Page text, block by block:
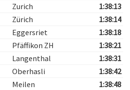
Zurich
1:38:13
Zürich
1:38:14
Eggersriet
1:38:18
Pfäffikon ZH
1:38:21
Langenthal
1:38:31
Oberhasli
1:38:42
Meilen
1:38:48